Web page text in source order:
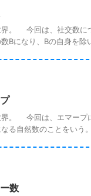
。 今回は、社交数に
Bになり、Bの自身を
。 今回は、エマープ
なる自然数のことをい
数